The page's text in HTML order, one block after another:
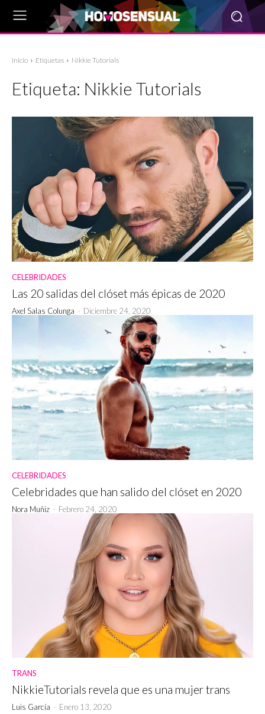
Inicio Etiquetas Nikkie Tutorials
Etiqueta: Nikkie Tutorials
CELEBRIDADES
Las 20 salidas del clóset más épicas de 2020
Axel Salas Colunga - Diciembre 24, 2020
CELEBRIDADES
Celebridades que han salido del clóset en 2020
Nora Muñiz - Febrero 24, 2020
TRANS
NikkieTutorials revela que es una mujer trans
Luis García - Enero 13, 2020